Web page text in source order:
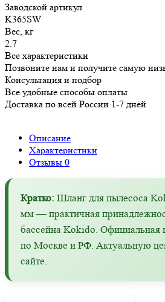
Заводской артикул
K365SW
Вес, кг
2.7
Все характеристики
Позвоните нам и получите самую
Консультация и подбор
Все удобные способы оплаты
Доставка по всей России 1-7 дней
Описание
Характеристики
Отзывы 0
Кратко: Шланг для пылесоса
мм — практичная
бассейна Kokido. Официальная
по Москве и РФ. Актуальную
сайте.